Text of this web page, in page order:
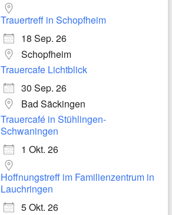
Trauertreff in Schopfheim
18 Sep. 26
Schopfheim
Trauercafe Lichtblick
30 Sep. 26
Bad Säckingen
Trauercafé in Stühlingen-
Schwaningen
1 Okt. 26
Hoffnungstreff im Familienzentrum in
Lauchringen
5 Okt. 26